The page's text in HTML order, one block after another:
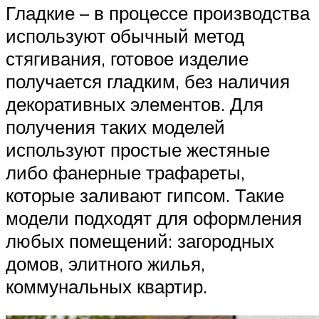
Гладкие – в процессе производства
используют обычный метод
стягивания, готовое изделие
получается гладким, без наличия
декоративных элементов. Для
получения таких моделей
используют простые жестяные
либо фанерные трафареты,
которые заливают гипсом. Такие
модели подходят для оформления
любых помещений: загородных
домов, элитного жилья,
коммунальных квартир.